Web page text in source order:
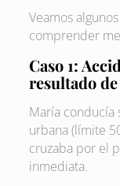
Veamos
comprender
Caso 1:
resultado
María conducía
urbana (límite
cruzaba por el
inmediata.